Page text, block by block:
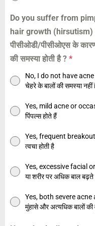
Do you suffer from
hair growth (hirsutism)
पीसीओडी/पीसीओएस के
की समस्या होती है ? *
No, I do not have acne
चेहरे के बालों की समस्या नहीं
Yes, mild acne or
पिंपल्स होते हैं
Yes, frequent
त्वचा होती है
Yes, excessive facial
या शरीर पर अधिक बाल बढ़ते
Yes, both severe acne
मुंहासे और अत्यधिक बालों की